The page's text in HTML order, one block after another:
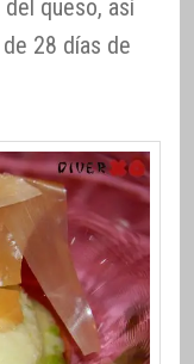
queso, así
28 días de